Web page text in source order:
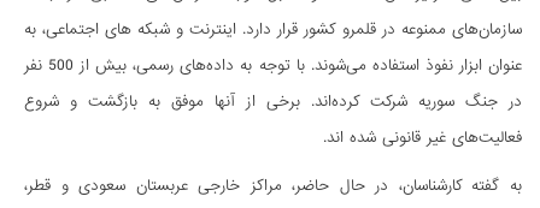
سازمان‌های ممنوعه در قلمرو کشور قرار دارد. اینترنت و شبکه های اجتماعی، به
عنوان ابزار نفوذ استفاده می‌شوند. با توجه به داده‌های رسمی، بیش از 500 نفر
در جنگ سوریه شرکت کرده‌اند. برخی از آنها موفق به بازگشت و شروع
فعالیت‌های غیر قانونی شده اند.
به گفته کارشناسان، در حال حاضر، مراکز خارجی عربستان سعودی و قطر،